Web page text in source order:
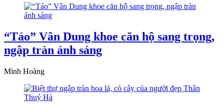
“Táo” Vân Dung khoe căn hộ sang trọng,
ngập tràn ánh sáng
Minh Hoàng